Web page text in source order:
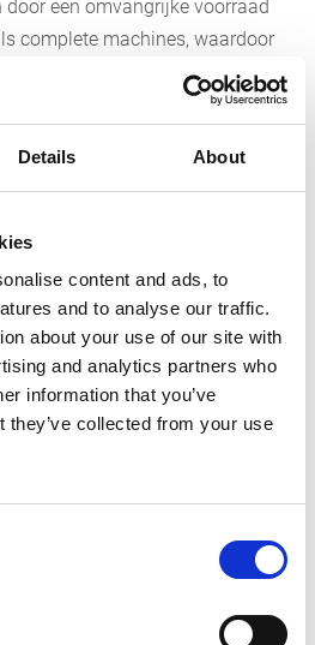
Details About
content and ads, to
and to analyse our traffic.
about your use of our site with
and analytics partners who
information that you’ve
they’ve collected from your use
een omvangrijke voorraad
complete machines, waardoor
vanuit de fabriek leverbaar zijn.
gecombineerd met de
professionals die op zoek zijn
een toonbeeld van kwaliteit; er
ervoor dat deze machines
zijn. Bovendien introduceert
250 kW-pompen, verwerkt in
de mobiliteit van deze
vergroot.